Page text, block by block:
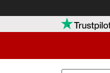
her Åbnes i en infoboks